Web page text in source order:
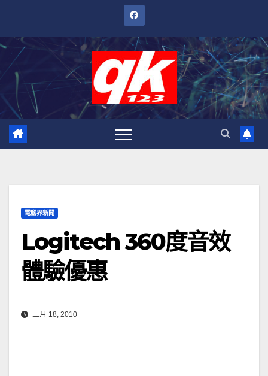
內
電腦界新聞
Logitech 360度音效
體驗優惠
三月 18, 2010